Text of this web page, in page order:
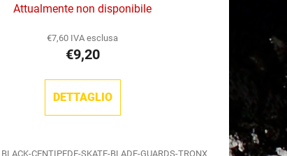
i
Attualmente non disponibile
€7,60 IVA esclusa
€9,20
DETTAGLIO
BLACK-CENTIPEDE-SKATE-BLADE-GUARDS-TRONX